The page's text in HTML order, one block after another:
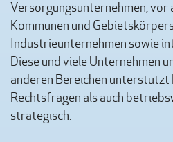
Versorgungsunternehmen,
Kommunen und
Industrieunternehmen sowie
Diese und viele Unternehmen
anderen Bereichen unterstützt
Rechtsfragen als auch
strategisch.